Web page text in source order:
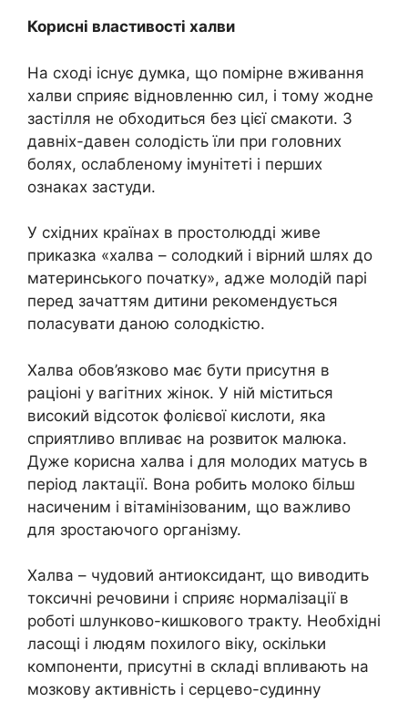
Корисні властивості халви
На сході існує думка, що помірне вживання
халви сприяє відновленню сил, і тому жодне
застілля не обходиться без цієї смакоти. З
давніх-давен солодість їли при головних
болях, ослабленому імунітеті і перших
ознаках застуди.
У східних країнах в простолюдді живе
приказка «халва – солодкий і вірний шлях до
материнського початку», адже молодій парі
перед зачаттям дитини рекомендується
поласувати даною солодкістю.
Халва обов’язково має бути присутня в
раціоні у вагітних жінок. У ній міститься
високий відсоток фолієвої кислоти, яка
сприятливо впливає на розвиток малюка.
Дуже корисна халва і для молодих матусь в
період лактації. Вона робить молоко більш
насиченим і вітамінізованим, що важливо
для зростаючого організму.
Халва – чудовий антиоксидант, що виводить
токсичні речовини і сприяє нормалізації в
роботі шлунково-кишкового тракту. Необхідні
ласощі і людям похилого віку, оскільки
компоненти, присутні в складі впливають на
мозкову активність і серцево-судинну